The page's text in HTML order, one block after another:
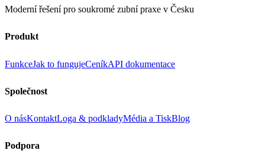
Moderní řešení pro soukromé zubní praxe v Česku
Produkt
FunkceJak to fungujeCeníkAPI dokumentace
Společnost
O násKontaktLoga & podkladyMédia a TiskBlog
Podpora